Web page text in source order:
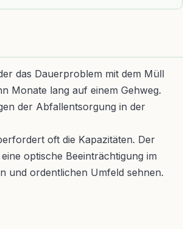
das Dauerproblem mit dem Müll
Monate lang auf einem Gehweg.
der Abfallentsorgung in der
oft die Kapazitäten. Der
optische Beeinträchtigung im
und ordentlichen Umfeld sehnen.